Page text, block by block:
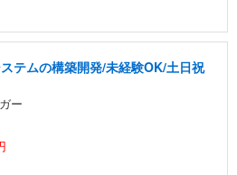
テムの構築開発/未経験OK/土日祝
ー